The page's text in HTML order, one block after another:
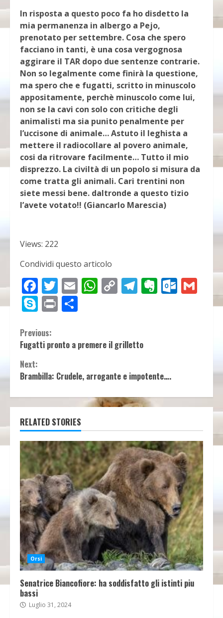
In risposta a questo poco fa ho disdetto la
mia permanenza in albergo a Pejo,
prenotato per settembre. Cosa che spero
facciano in tanti, è una cosa vergognosa
aggirare il TAR dopo due sentenze contrarie.
Non so legalmente come finirà la questione,
ma spero che e fugatti, scritto in minuscolo
appositamente, perchè minuscolo come lui,
non se la cavi con solo con critiche degli
animalisti ma sia punito penalmente per
l’uccisone di animale… Astuto il leghista a
mettere il radiocollare al povero animale,
cosi da ritrovare facilmente… Tutto il mio
disprezzo. La civiltà di un popolo si misura da
come tratta gli animali. Cari trentini non
siete messi bene. daltronde a questo tizio
l’avete votato!! (Giancarlo Marescia)
Views: 222
Condividi questo articolo
Facebook
Twitter
EmailWhatsApp
CopyTelegram
Evernote
Skype
Print
Continue
Reading
Previous:
Fugatti pronto a premere il grilletto
Next:
Brambilla: Crudele, arrogante e impotente….
RELATED STORIES
Orsi
Senatrice Biancofiore: ha soddisfatto gli istinti piu
bassi
Luglio 31, 2024